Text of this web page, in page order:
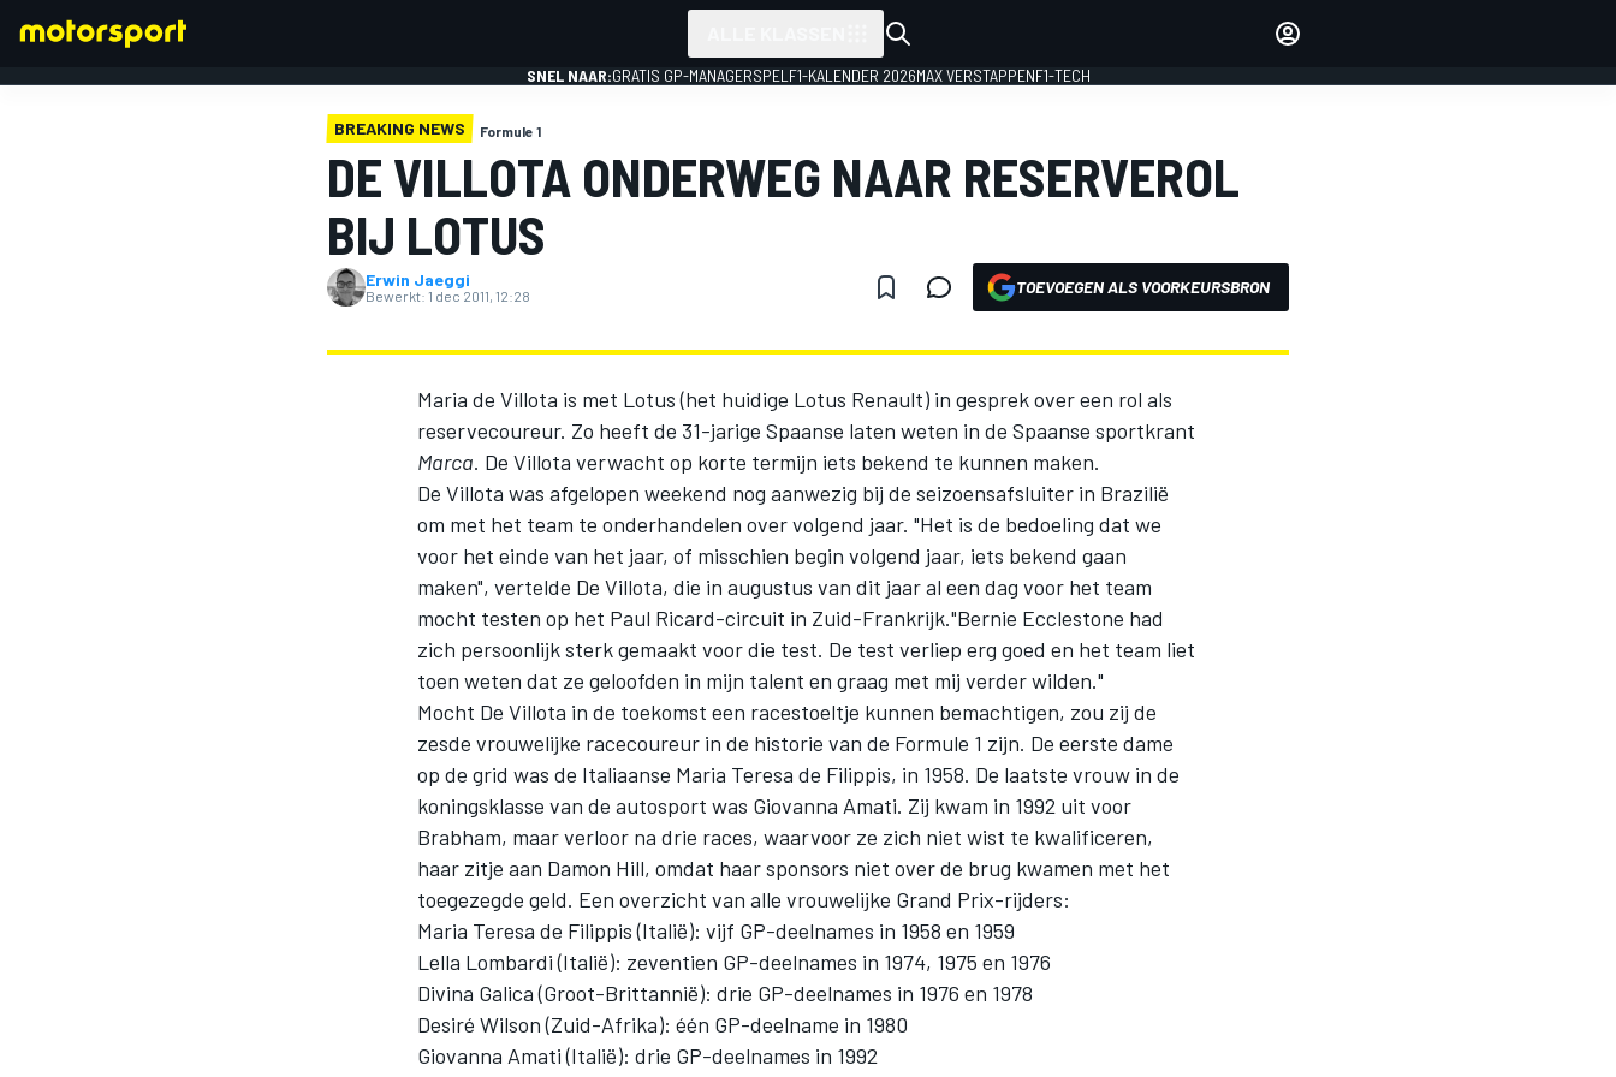
SNEL NAAR:GRATIS GP-MANAGERSPEL F1-KALENDER 2026MAX VERSTAPPENF1-TECH
BREAKING NEWS Formule 1
DE VILLOTA ONDERWEG NAAR RESERVEROL
BIJ LOTUS
Erwin Jaeggi
Bewerkt: 1 dec 2011, 12:28 TOEVOEGEN ALS VOORKEURSBRON
Maria de Villota is met Lotus (het huidige Lotus Renault) in gesprek over een rol als
reservecoureur. Zo heeft de 31-jarige Spaanse laten weten in de Spaanse sportkrant
Marca. De Villota verwacht op korte termijn iets bekend te kunnen maken.
De Villota was afgelopen weekend nog aanwezig bij de seizoensafsluiter in Brazilië
om met het team te onderhandelen over volgend jaar. "Het is de bedoeling dat we
voor het einde van het jaar, of misschien begin volgend jaar, iets bekend gaan
maken", vertelde De Villota, die in augustus van dit jaar al een dag voor het team
mocht testen op het Paul Ricard-circuit in Zuid-Frankrijk."Bernie Ecclestone had
zich persoonlijk sterk gemaakt voor die test. De test verliep erg goed en het team liet
toen weten dat ze geloofden in mijn talent en graag met mij verder wilden."
Mocht De Villota in de toekomst een racestoeltje kunnen bemachtigen, zou zij de
zesde vrouwelijke racecoureur in de historie van de Formule 1 zijn. De eerste dame
op de grid was de Italiaanse Maria Teresa de Filippis, in 1958. De laatste vrouw in de
koningsklasse van de autosport was Giovanna Amati. Zij kwam in 1992 uit voor
Brabham, maar verloor na drie races, waarvoor ze zich niet wist te kwalificeren,
haar zitje aan Damon Hill, omdat haar sponsors niet over de brug kwamen met het
toegezegde geld. Een overzicht van alle vrouwelijke Grand Prix-rijders:
Maria Teresa de Filippis (Italië): vijf GP-deelnames in 1958 en 1959
Lella Lombardi (Italië): zeventien GP-deelnames in 1974, 1975 en 1976
Divina Galica (Groot-Brittannië): drie GP-deelnames in 1976 en 1978
Desiré Wilson (Zuid-Afrika): één GP-deelname in 1980
Giovanna Amati (Italië): drie GP-deelnames in 1992